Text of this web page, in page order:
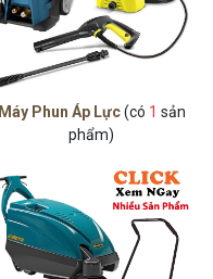
Máy Phun Áp Lực(có 1 sản
phẩm)